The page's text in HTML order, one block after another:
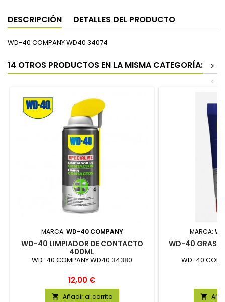
DESCRIPCIÓN DETALLES DEL PRODUCTO
WD-40 COMPANY WD40 34074
14 OTROS PRODUCTOS EN LA MISMA CATEGORÍA:
>
<
MARCA: WD-40 COMPANY
WD-40 LIMPIADOR DE CONTACTO
400ML
WD-40 COMPANY WD40 34380
Precio
12,00 €
 Añadir al carrito
MARCA:
WD-40 GRASA
WD-40
